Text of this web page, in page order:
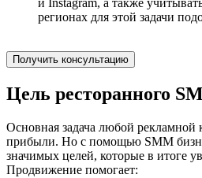
и Instagram, а также
регионах для этой задачи
Получить консультацию
Цель ресторанного
Основная задача любой
прибыли. Но с помощью SMM
значимых целей, которые в итоге
Продвижение помогает: